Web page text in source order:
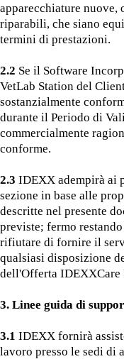
apparecchiature nuove,
riparabili, che siano
termini di prestazioni.
2.2 Se il Software
VetLab Station del
sostanzialmente
durante il Periodo di
commercialmente
conforme.
2.3 IDEXX adempirà ai
sezione in base alle
descritte nel presente
previste; fermo
rifiutare di fornire il
qualsiasi disposizione
dell'Offerta IDEXXCare
3. Linee guida di
3.1 IDEXX fornirà
lavoro presso le sedi di